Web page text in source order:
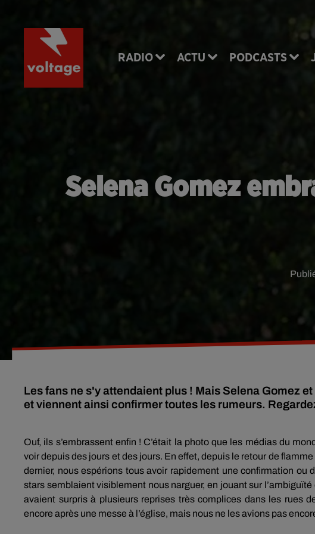
RADIO ACTU PODCASTS
Selena Gomez
Les fans ne s'y attendaient plus ! Mais Selena Gomez
et viennent ainsi confirmer toutes les rumeurs.
Ouf, ils s’embrassent enfin ! C’était la photo que les médias du
voir depuis des jours et des jours. En effet, depuis le retour de
dernier, nous espérions tous avoir rapidement une confirmation ou
stars semblaient visiblement nous narguer, en jouant sur
avaient surpris à plusieurs reprises très complices dans les rues
encore après une messe à l’église, mais nous ne les avions pas